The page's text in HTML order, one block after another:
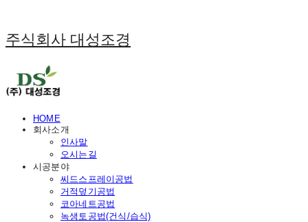
주식회사 대성조경
HOME
회사소개
인사말
오시는길
시공분야
씨드스프레이공법
거적덮기공법
코아네트공법
녹생토공법(건식/습식)